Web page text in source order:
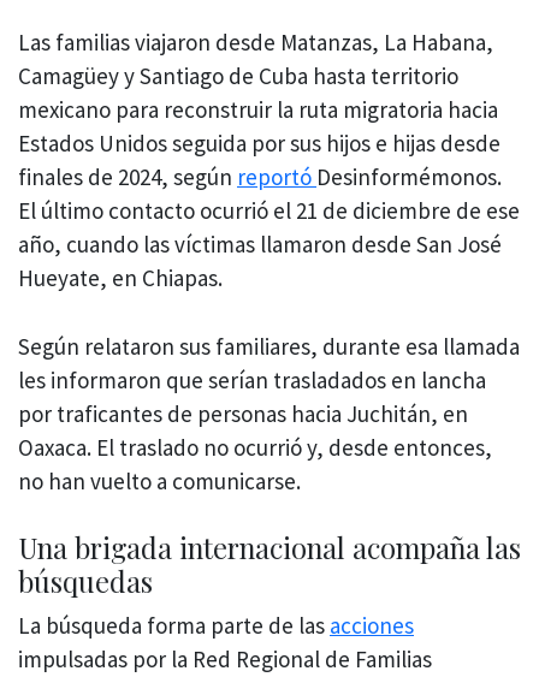
Las familias viajaron desde Matanzas, La Habana,
Camagüey y Santiago de Cuba hasta territorio
mexicano para reconstruir la ruta migratoria hacia
Estados Unidos seguida por sus hijos e hijas desde
finales de 2024, según reportó Desinformémonos.
El último contacto ocurrió el 21 de diciembre de ese
año, cuando las víctimas llamaron desde San José
Hueyate, en Chiapas.
Según relataron sus familiares, durante esa llamada
les informaron que serían trasladados en lancha
por traficantes de personas hacia Juchitán, en
Oaxaca. El traslado no ocurrió y, desde entonces,
no han vuelto a comunicarse.
Una brigada internacional acompaña las
búsquedas
La búsqueda forma parte de las acciones
impulsadas por la Red Regional de Familias